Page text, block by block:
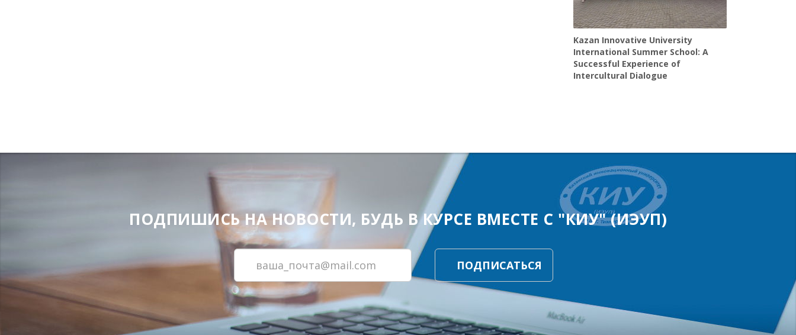
Kazan Innovative University
International Summer School: A
Successful Experience of
Intercultural Dialogue
ПОДПИШИСЬ НА НОВОСТИ, БУДЬ В КУРСЕ ВМЕСТЕ С "КИУ" (ИЭУП)
ПОДПИСАТЬСЯ